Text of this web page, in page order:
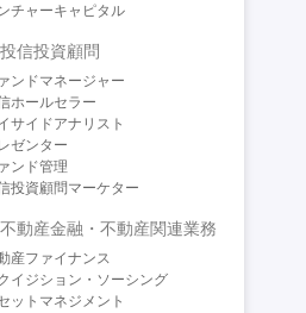
チャーキャピタル
投信投資顧問
ンドマネージャー
ホールセラー
サイドアナリスト
ゼンター
ンド管理
投資顧問マーケター
不動産金融・不動産関連業務
産ファイナンス
イジション・ソーシング
ットマネジメント